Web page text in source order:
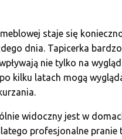
staje się
dnia. Tapicerka
nie tylko na
kilku latach mogą
widoczny jest w
profesjonalne